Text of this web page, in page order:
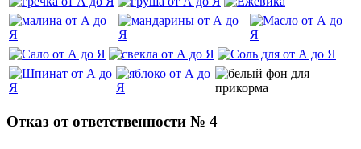
Отказ от ответственности № 4